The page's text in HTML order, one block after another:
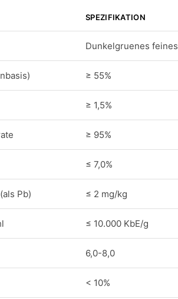
SPEZIFIKATION
Dunkelgruenes
≥ 55%
≥ 1,5%
≥ 95%
≤ 7,0%
Pb) ≤ 2 mg/kg
≤ 10.000 KbE/g
6,0-8,0
< 10%